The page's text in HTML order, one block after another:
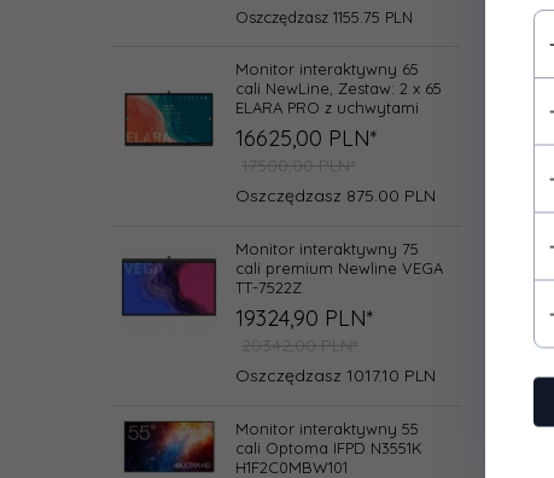
Oszczędzasz 1155.75 PLN
Monitor interaktywny 65
cali NewLine, Zestaw: 2 x 65
ELARA PRO z uchwytami
16625,00 PLN*
17500,00 PLN*
Oszczędzasz 875.00 PLN
Monitor interaktywny 75
cali premium Newline VEGA
TT-7522Z
19324,90 PLN*
20342,00 PLN*
Oszczędzasz 1017.10 PLN
Monitor interaktywny 55
cali Optoma IFPD N3551K
H1F2C0MBW101